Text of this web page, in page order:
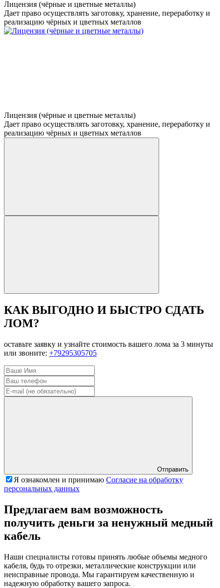
Лицензия (чёрные и цветные металлы)
Дает право осуществлять заготовку, хранение, переработку и
реализацию чёрных и цветных металлов
Лицензия (чёрные и цветные металлы)
Дает право осуществлять заготовку, хранение, переработку и
реализацию чёрных и цветных металлов
КАК ВЫГОДНО И БЫСТРО СДАТЬ
ЛОМ?
оставьте заявку и узнайте стоимость вашего лома за 3 минуты
или звоните: +79295305705
Отправить
Я ознакомлен и принимаю Согласие на обработку
персональных данных
Предлагаем вам возможность
получить деньги за ненужный медный
кабель
Наши специалисты готовы принять любые объемы медного
кабеля, будь то отрезки, металлические конструкции или
неисправные провода. Мы гарантируем качественную и
надежную обработку вашего запроса.